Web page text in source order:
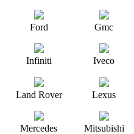
Ford Gmc
Infiniti Iveco
Land Rover Lexus
Mercedes Mitsubishi